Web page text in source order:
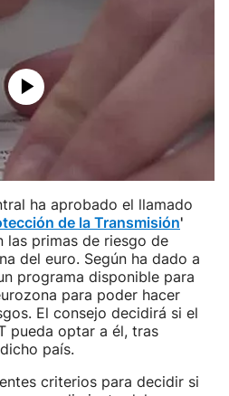
ha aprobado el llamado
de la Transmisión'
las primas de riesgo de
del euro. Según ha dado a
programa disponible para
para poder hacer
El consejo decidirá si el
pueda optar a él, tras
país.
criterios para decidir si